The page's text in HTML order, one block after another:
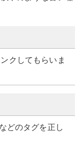
クしてもらいま
どのタグを正し